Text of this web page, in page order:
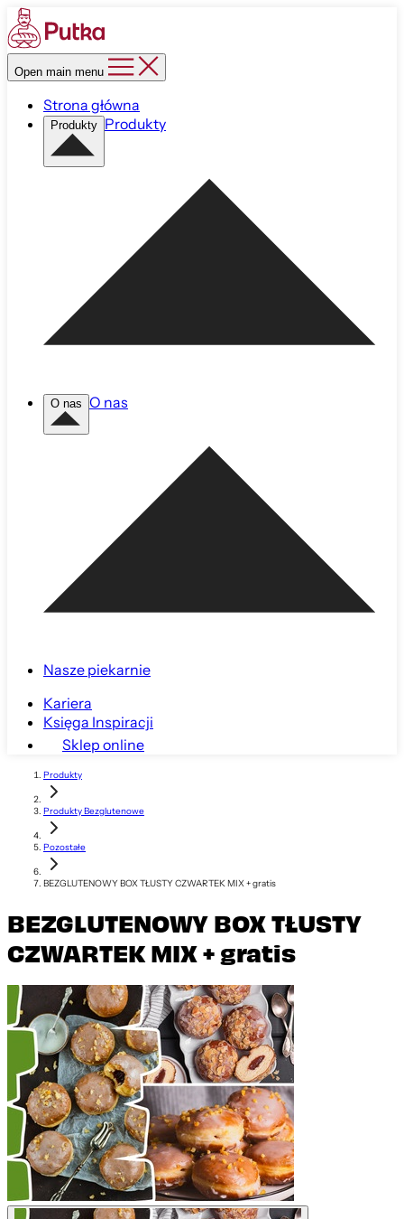
Open main menu
Strona główna
Produkty Produkty
O nas O nas
Nasze piekarnie
Kariera
Księga Inspiracji
Sklep online
Produkty
Produkty Bezglutenowe
Pozostałe
BEZGLUTENOWY BOX TŁUSTY CZWARTEK MIX + gratis
BEZGLUTENOWY BOX TŁUSTY
CZWARTEK MIX + gratis